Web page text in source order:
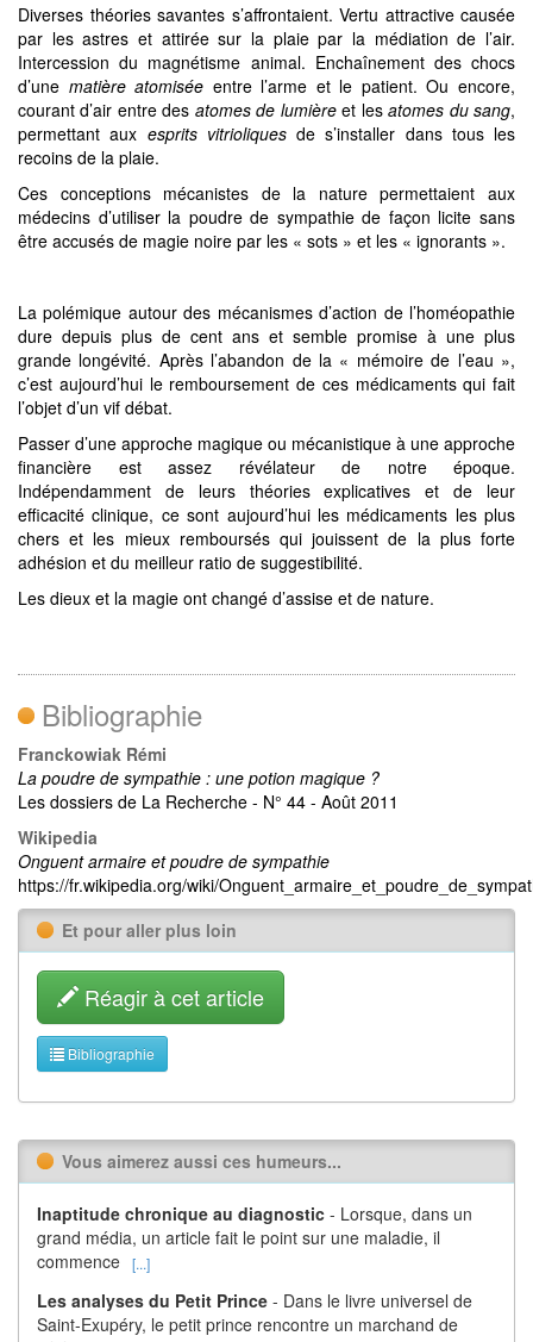
Diverses théories savantes s’affrontaient. Vertu attractive causée
par les astres et attirée sur la plaie par la médiation de l’air.
Intercession du magnétisme animal. Enchaînement des chocs
d’une matière atomisée entre l’arme et le patient. Ou encore,
courant d’air entre des atomes de lumièreet lesatomes du sang,
permettant aux esprits vitrioliquesde s’installer dans tous les
recoins de la plaie.
Ces conceptions mécanistes de la nature permettaient aux
médecins d’utiliser la poudre de sympathie de façon licite sans
être accusés de magie noire par les « sots » et les « ignorants ».
La polémique autour des mécanismes d’action de l’homéopathie
dure depuis plus de cent ans et semble promise à une plus
grande longévité. Après l’abandon de la « mémoire de l’eau »,
c’est aujourd’hui le remboursement de ces médicaments qui fait
l’objet d’un vif débat.
Passer d’une approche magique ou mécanistique à une approche
financière est assez révélateur de notre époque.
Indépendamment de leurs théories explicatives et de leur
efficacité clinique, ce sont aujourd’hui les médicaments les plus
chers et les mieux remboursés qui jouissent de la plus forte
adhésion et du meilleur ratio de suggestibilité.
Les dieux et la magie ont changé d’assise et de nature.
Bibliographie
Franckowiak Rémi
La poudre de sympathie : une potion magique ?
Les dossiers de La Recherche - N° 44 - Août 2011
Wikipedia
Onguent armaire et poudre de sympathie
https://fr.wikipedia.org/wiki/
Et pour aller plus loin
Réagir à cet article
Bibliographie
Vous aimerez aussi ces humeurs...
Inaptitude chronique au diagnostic - Lorsque, dans un
grand média, un article fait le point sur une maladie, il
commence [...]
Les analyses du Petit Prince - Dans le livre universel de
Saint-Exupéry, le petit prince rencontre un marchand de